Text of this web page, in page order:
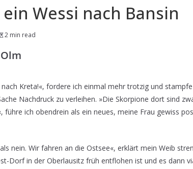
Wessi nach Bansin
2 min read
Kreta!«, fordere ich einmal mehr trotzig und
Nachdruck zu verleihen. »Die Skorpione dort sind
führe ich obendrein als ein neues, meine Frau gewiss
nein. Wir fahren an die Ostsee«, erklärt mein Weib
Dorf in der Oberlausitz früh entflohen ist und es dann